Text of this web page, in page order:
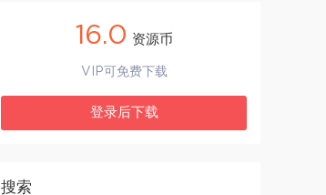
16.0 资源币
VIP可免费下载
登录后下载
搜索